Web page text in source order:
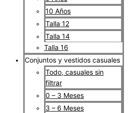
10 Años
Talla 12
Talla 14
Talla 16
Conjuntos y vestidos casuales
Todo, casuales sin
filtrar
0 – 3 Meses
3 – 6 Meses